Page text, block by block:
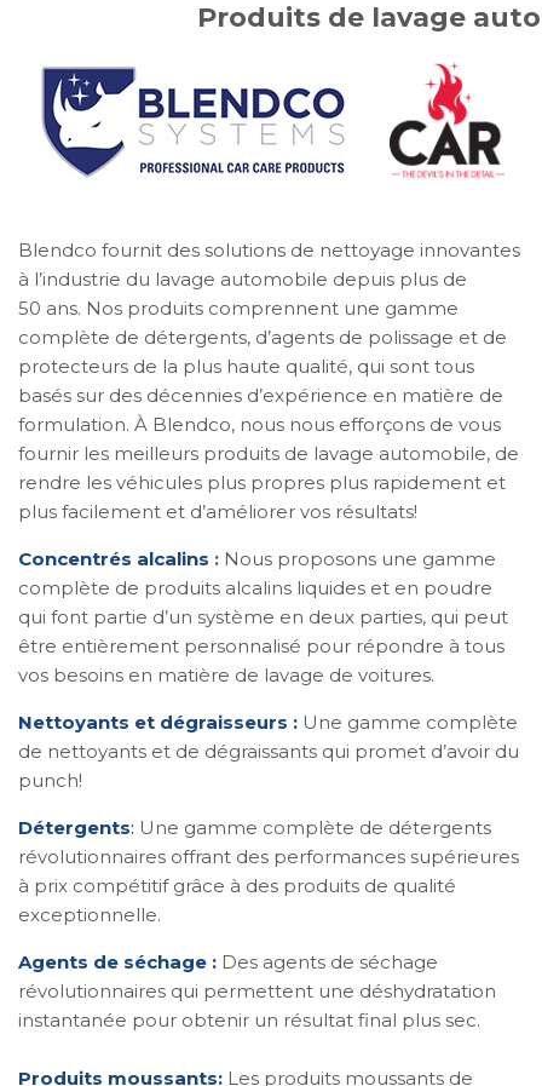
Produits de lavage
Blendco fournit des solutions de nettoyage innovantes
à l’industrie du lavage automobile depuis plus de
50 ans. Nos produits comprennent une gamme
complète de détergents, d’agents de polissage et de
protecteurs de la plus haute qualité, qui sont tous
basés sur des décennies d’expérience en matière de
formulation. À Blendco, nous nous efforçons de vous
fournir les meilleurs produits de lavage automobile, de
rendre les véhicules plus propres plus rapidement et
plus facilement et d’améliorer vos résultats!
Concentrés alcalins : Nous proposons une gamme
complète de produits alcalins liquides et en poudre
qui font partie d’un système en deux parties, qui peut
être entièrement personnalisé pour répondre à tous
vos besoins en matière de lavage de voitures.
Nettoyants et dégraisseurs : Une gamme complète
de nettoyants et de dégraissants qui promet d’avoir du
punch!
Détergents: Une gamme complète de détergents
révolutionnaires offrant des performances supérieures
à prix compétitif grâce à des produits de qualité
exceptionnelle.
Agents de séchage : Des agents de séchage
révolutionnaires qui permettent une déshydratation
instantanée pour obtenir un résultat final plus sec.
Produits moussants: Les produits moussants de